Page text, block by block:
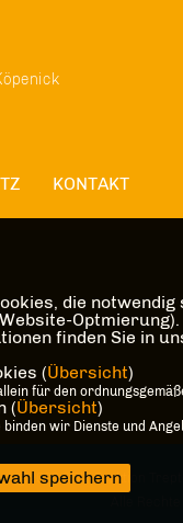
KONTAKT
@2026 CDU-Fraktion
die
finden Sie in
(Übersicht)
für den
(Übersicht)
wir Dienste und
speichern